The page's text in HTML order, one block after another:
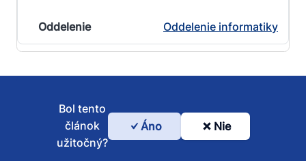
Oddelenie informatiky
Bol
Bol tento
článok
užitočný?
Áno Nie